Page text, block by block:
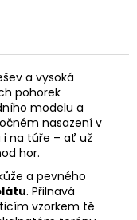
a vysoká
pohorek
modelu a
nasazení v
i na túře – ať už
hor.
a pevného
. Přilnavá
vzorkem tě